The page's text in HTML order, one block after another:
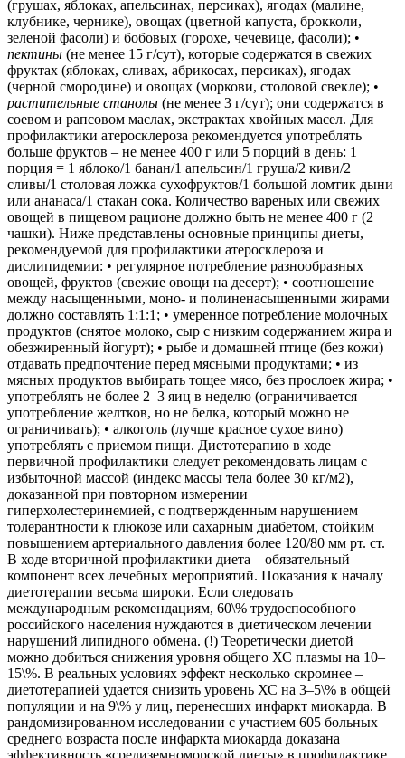
(грушах, яблоках, апельсинах, персиках), ягодах (малине,
клубнике, чернике), овощах (цветной капуста, брокколи,
зеленой фасоли) и бобовых (горохе, чечевице, фасоли); •
пектины (не менее 15 г/сут), которые содержатся в свежих
фруктах (яблоках, сливах, абрикосах, персиках), ягодах
(черной смородине) и овощах (моркови, столовой свекле); •
растительные станолы (не менее 3 г/сут); они содержатся в
соевом и рапсовом маслах, экстрактах хвойных масел. Для
профилактики атеросклероза рекомендуется употреблять
больше фруктов – не менее 400 г или 5 порций в день: 1
порция = 1 яблоко/1 банан/1 апельсин/1 груша/2 киви/2
сливы/1 столовая ложка сухофруктов/1 большой ломтик дыни
или ананаса/1 стакан сока. Количество вареных или свежих
овощей в пищевом рационе должно быть не менее 400 г (2
чашки). Ниже представлены основные принципы диеты,
рекомендуемой для профилактики атеросклероза и
дислипидемии: • регулярное потребление разнообразных
овощей, фруктов (свежие овощи на десерт); • соотношение
между насыщенными, моно- и полиненасыщенными жирами
должно составлять 1:1:1; • умеренное потребление молочных
продуктов (снятое молоко, сыр с низким содержанием жира и
обезжиренный йогурт); • рыбе и домашней птице (без кожи)
отдавать предпочтение перед мясными продуктами; • из
мясных продуктов выбирать тощее мясо, без прослоек жира; •
употреблять не более 2–3 яиц в неделю (ограничивается
употребление желтков, но не белка, который можно не
ограничивать); • алкоголь (лучше красное сухое вино)
употреблять с приемом пищи. Диетотерапию в ходе
первичной профилактики следует рекомендовать лицам с
избыточной массой (индекс массы тела более 30 кг/м2),
доказанной при повторном измерении
гиперхолестеринемией, с подтвержденным нарушением
толерантности к глюкозе или сахарным диабетом, стойким
повышением артериального давления более 120/80 мм рт. ст.
В ходе вторичной профилактики диета – обязательный
компонент всех лечебных мероприятий. Показания к началу
диетотерапии весьма широки. Если следовать
международным рекомендациям, 60\% трудоспособного
российского населения нуждаются в диетическом лечении
нарушений липидного обмена. (!) Теоретически диетой
можно добиться снижения уровня общего ХС плазмы на 10–
15\%. В реальных условиях эффект несколько скромнее –
диетотерапией удается снизить уровень ХС на 3–5\% в общей
популяции и на 9\% у лиц, перенесших инфаркт миокарда. В
рандомизированном исследовании с участием 605 больных
среднего возраста после инфаркта миокарда доказана
эффективность «средиземноморской диеты» в профилактике